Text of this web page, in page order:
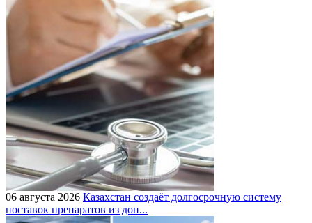
06 августа 2026 Казахстан создаёт долгосрочную систему
поставок препаратов из дон...